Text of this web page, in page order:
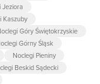
Jeziora
Kaszuby
Góry Świętokrzyskie
Górny Śląsk
Noclegi Pieniny
Beskid Sądecki